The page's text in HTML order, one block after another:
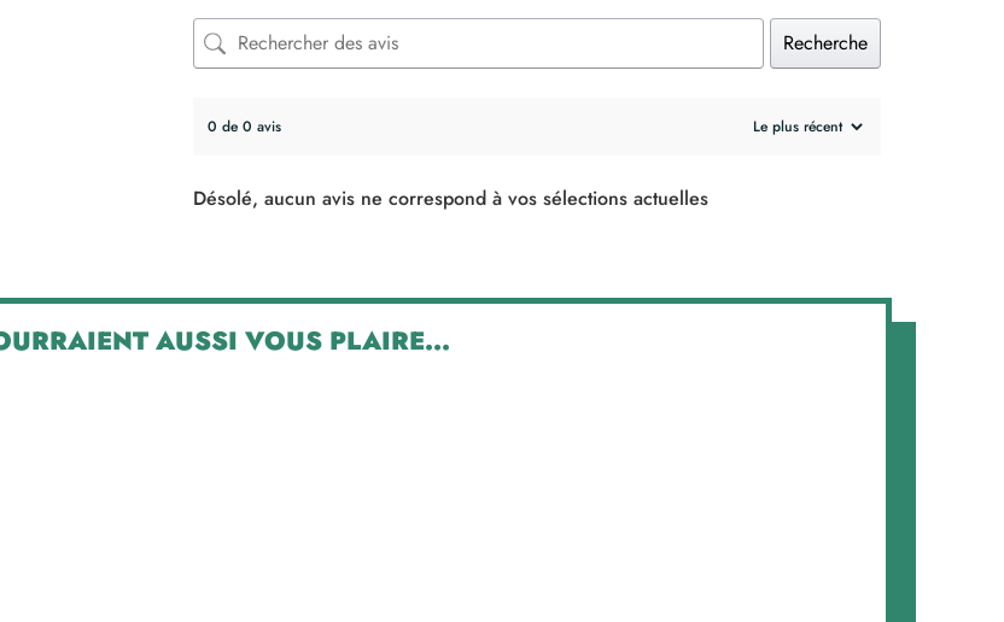
Recherche
0 de 0 avis
Désolé, aucun avis ne correspond à vos sélections actuelles
AUSSI VOUS PLAIRE...